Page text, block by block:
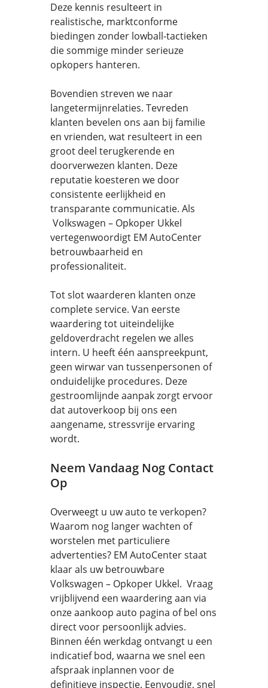
Deze kennis resulteert in
realistische, marktconforme
biedingen zonder lowball-tactieken
die sommige minder serieuze
opkopers hanteren.
Bovendien streven we naar
langetermijnrelaties. Tevreden
klanten bevelen ons aan bij familie
en vrienden, wat resulteert in een
groot deel terugkerende en
doorverwezen klanten. Deze
reputatie koesteren we door
consistente eerlijkheid en
transparante communicatie. Als
Volkswagen – Opkoper Ukkel
vertegenwoordigt EM AutoCenter
betrouwbaarheid en
professionaliteit.
Tot slot waarderen klanten onze
complete service. Van eerste
waardering tot uiteindelijke
geldoverdracht regelen we alles
intern. U heeft één aanspreekpunt,
geen wirwar van tussenpersonen of
onduidelijke procedures. Deze
gestroomlijnde aanpak zorgt ervoor
dat autoverkoop bij ons een
aangename, stressvrije ervaring
wordt.
Neem Vandaag Nog Contact
Op
Overweegt u uw auto te verkopen?
Waarom nog langer wachten of
worstelen met particuliere
advertenties? EM AutoCenter staat
klaar als uw betrouwbare
Volkswagen – Opkoper Ukkel. Vraag
vrijblijvend een waardering aan via
onze aankoop auto pagina of bel ons
direct voor persoonlijk advies.
Binnen één werkdag ontvangt u een
indicatief bod, waarna we snel een
afspraak inplannen voor de
definitieve inspectie. Eenvoudig, snel